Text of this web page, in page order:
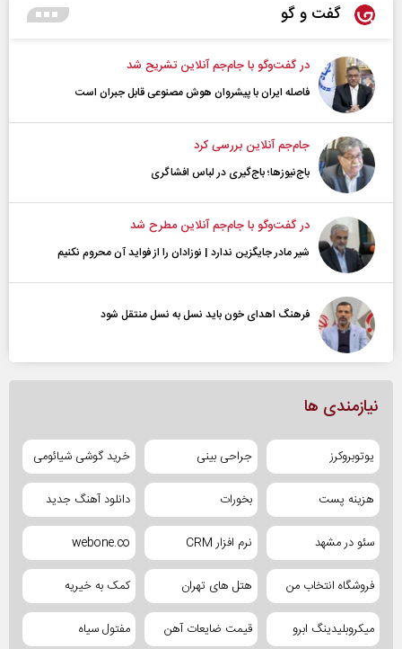
گفت و گو
در گفت‌و‌گو با جام‌جم آنلاین تشریح شد
فاصله ایران با پیشرو‌ان هوش مصنوعی قابل جبران است
جام‌جم آنلاین بررسی کرد
باج‌نیوزها؛ باج‌گیری در لباس افشاگری
در گفت‌و‌گو با جام‌جم آنلاین مطرح شد
شیر مادر جایگزین ندارد | نوزادان را از فواید آن محروم نکنیم
فرهنگ اهدای خون باید نسل به نسل منتقل شود
نیازمندی ها
یوتوبروکرز جراحی بینی خرید گوشی شیائومی
هزینه پست بخورات دانلود آهنگ جدید
سئو در مشهد نرم افزار CRM webone.co
فروشگاه انتخاب من هتل های تهران کمک به خیریه
میکروبلیدینگ ابرو قیمت ضایعات آهن مفتول سیاه